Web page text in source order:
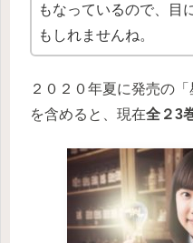
もなっているので、目
もしれませんね。
２０２０年夏に発売の
を含めると、現在全２3